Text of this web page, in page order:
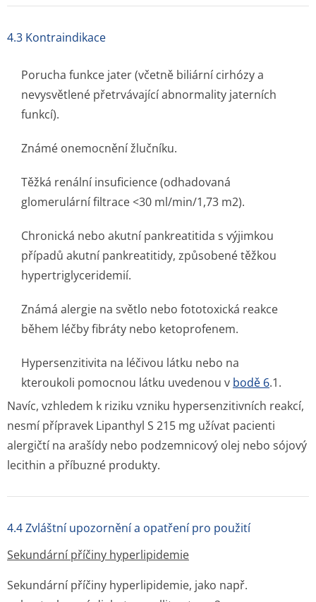
4.3 Kontraindikace
Porucha funkce jater (včetně biliární cirhózy a
nevysvětlené přetrvávající abnormality jaterních
funkcí).
Známé onemocnění žlučníku.
Těžká renální insuficience (odhadovaná
glomerulární filtrace <30 ml/min/1,73 m2).
Chronická nebo akutní pankreatitida s výjimkou
případů akutní pankreatitidy, způsobené těžkou
hypertriglyce­ridemií.
Známá alergie na světlo nebo fototoxická reakce
během léčby fibráty nebo ketoprofenem.
Hypersenzitivita na léčivou látku nebo na
kteroukoli pomocnou látku uvedenou v bodě 6.1.
Navíc, vzhledem k riziku vzniku hypersenzitivních reakcí,
nesmí přípravek Lipanthyl S 215 mg užívat pacienti
alergičtí na arašídy nebo podzemnicový olej nebo sójový
lecithin a příbuzné produkty.
4.4 Zvláštní upozornění a opatření pro použití
Sekundární příčiny hyperlipidemie
Sekundární příčiny hyperlipidemie, jako např.